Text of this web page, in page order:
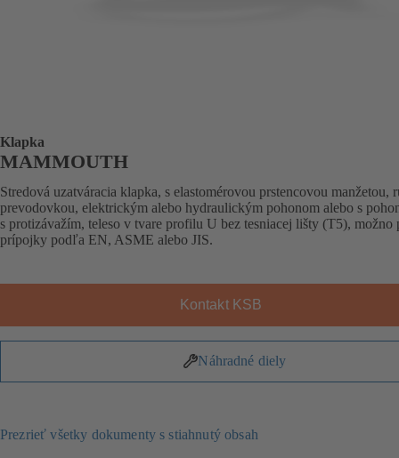
Klapka
MAMMOUTH
Stredová uzatváracia klapka, s elastomérovou prstencovou manžetou,
prevodovkou, elektrickým alebo hydraulickým pohonom alebo s
s protizávažím, teleso v tvare profilu U bez tesniacej lišty (T5), možno
prípojky podľa EN, ASME alebo JIS.
Kontakt KSB
Náhradné diely
Prezrieť všetky dokumenty s stiahnutý obsah